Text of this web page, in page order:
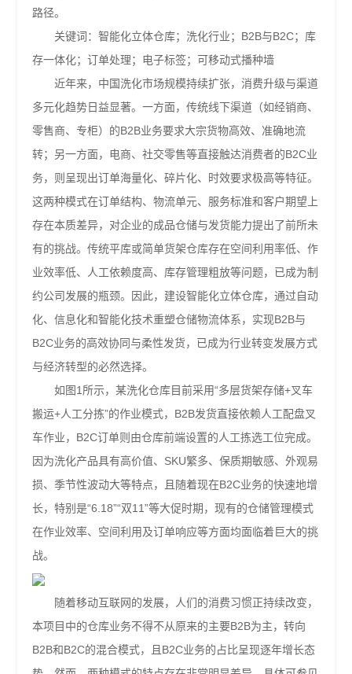
路径。
关键词：智能化立体仓库；洗化行业；B2B与B2C；库
存一体化；订单处理；电子标签；可移动式播种墙
近年来，中国洗化市场规模持续扩张，消费升级与渠道
多元化趋势日益显著。一方面，传统线下渠道（如经销商、
零售商、专柜）的B2B业务要求大宗货物高效、准确地流
转；另一方面，电商、社交零售等直接触达消费者的B2C业
务，则呈现出订单海量化、碎片化、时效要求极高等特征。
这两种模式在订单结构、物流单元、服务标准和客户期望上
存在本质差异，对企业的成品仓储与发货能力提出了前所未
有的挑战。传统平库或简单货架仓库存在空间利用率低、作
业效率低、人工依赖度高、库存管理粗放等问题，已成为制
约公司发展的瓶颈。因此，建设智能化立体仓库，通过自动
化、信息化和智能化技术重塑仓储物流体系，实现B2B与
B2C业务的高效协同与柔性发货，已成为行业转变发展方式
与经济转型的必然选择。
如图1所示，某洗化仓库目前采用“多层货架存储+叉车
搬运+人工分拣”的作业模式，B2B发货直接依赖人工配盘叉
车作业，B2C订单则由仓库前端设置的人工拣选工位完成。
因为洗化产品具有高价值、SKU繁多、保质期敏感、外观易
损、季节性波动大等特点，且随着现在B2C业务的快速地增
长，特别是“6.18”“双11”等大促时期，现有的仓储管理模式
在作业效率、空间利用及订单响应等方面均面临着巨大的挑
战。
随着移动互联网的发展，人们的消费习惯正持续改变，
本项目中的仓库业务不得不从原来的主要B2B为主，转向
B2B和B2C的混合模式，且B2C业务的占比呈现逐年增长态